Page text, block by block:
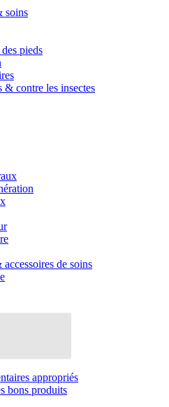
soins
pieds
& contre les insectes
de soins
appropriés
bons produits